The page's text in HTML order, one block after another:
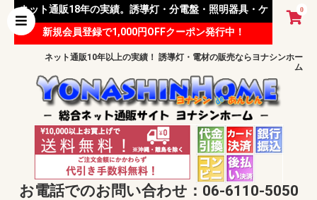
0
ネット通販18年の実績。誘導灯・分電盤・照明器具・ケ
ーブル等 様々な資材を取り扱っています。
新規会員登録で1,000円OFFクーポン発行中！
ネット通販10年以上の実績！ 誘導灯・電材の販売ならヨナシンホー
ム
お電話でのお問い合わせ：06-6110-5050